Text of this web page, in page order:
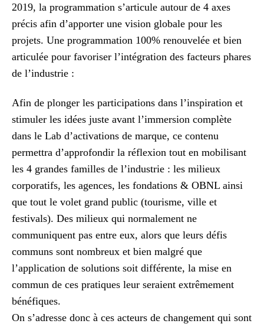
2019, la programmation s’articule autour de 4 axes
précis afin d’apporter une vision globale pour les
projets. Une programmation 100% renouvelée et bien
articulée pour favoriser l’intégration des facteurs phares
de l’industrie :
Afin de plonger les participations dans l’inspiration et
stimuler les idées juste avant l’immersion complète
dans le Lab d’activations de marque, ce contenu
permettra d’approfondir la réflexion tout en mobilisant
les 4 grandes familles de l’industrie : les milieux
corporatifs, les agences, les fondations & OBNL ainsi
que tout le volet grand public (tourisme, ville et
festivals). Des milieux qui normalement ne
communiquent pas entre eux, alors que leurs défis
communs sont nombreux et bien malgré que
l’application de solutions soit différente, la mise en
commun de ces pratiques leur seraient extrêmement
bénéfiques.
On s’adresse donc à ces acteurs de changement qui sont